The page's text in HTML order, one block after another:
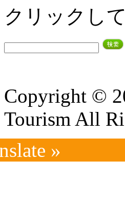
クリックし
Copyright ©
Tourism All
»